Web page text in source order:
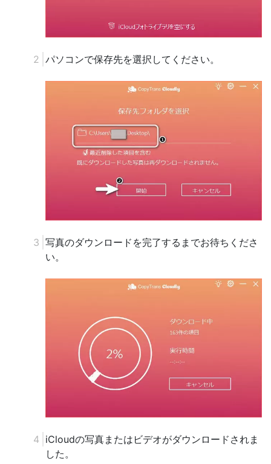
パソコンで保存先を選択してください。
写真のダウンロードを完了するまでお待ちくださ
い。
iCloudの写真またはビデオがダウンロードされま
した。